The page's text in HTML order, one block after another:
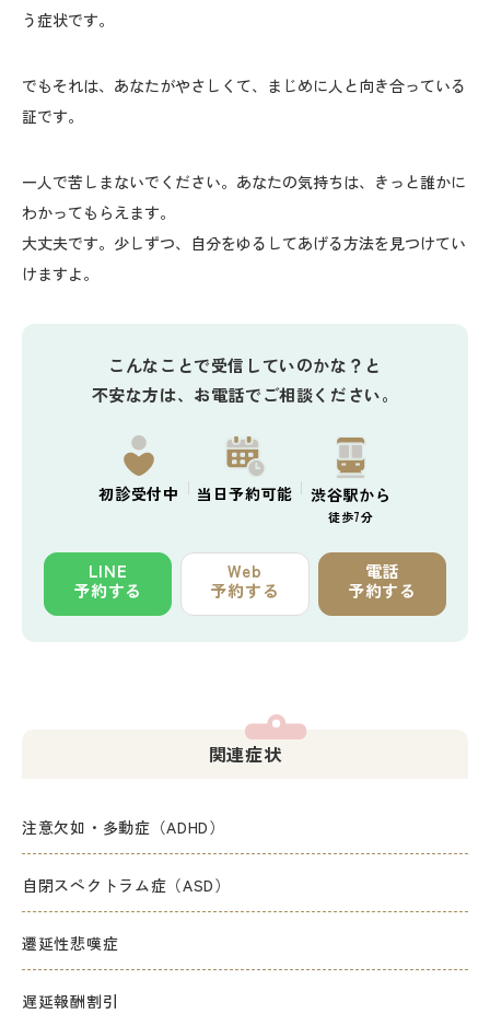
う症状です。
でもそれは、あなたがやさしくて、まじめに人と向き合っている
証です。
一人で苦しまないでください。あなたの気持ちは、きっと誰かに
わかってもらえます。
大丈夫です。少しずつ、自分をゆるしてあげる方法を見つけてい
けますよ。
初診受付中 当日予約可能 渋谷駅から
徒歩7分
LINE
予約する
Web
予約する
電話
予約する
こんなことで受信していのかな？と
不安な方は、お電話でご相談ください。
関連症状
注意欠如・多動症（ADHD）
自閉スペクトラム症（ASD）
遷延性悲嘆症
遅延報酬割引